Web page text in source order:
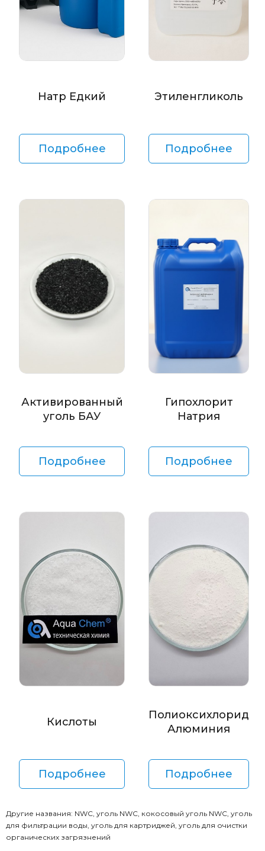
Натр Едкий
Подробнее
Этиленгликоль
Подробнее
Активированный
уголь БАУ
Подробнее
Гипохлорит
Натрия
Подробнее
Кислоты
Подробнее
Полиоксихлорид
Алюминия
Подробнее
Другие названия: NWC, уголь NWC, кокосовый уголь NWC, уголь
для фильтрации воды, уголь для картриджей, уголь для очистки
органических загрязнений